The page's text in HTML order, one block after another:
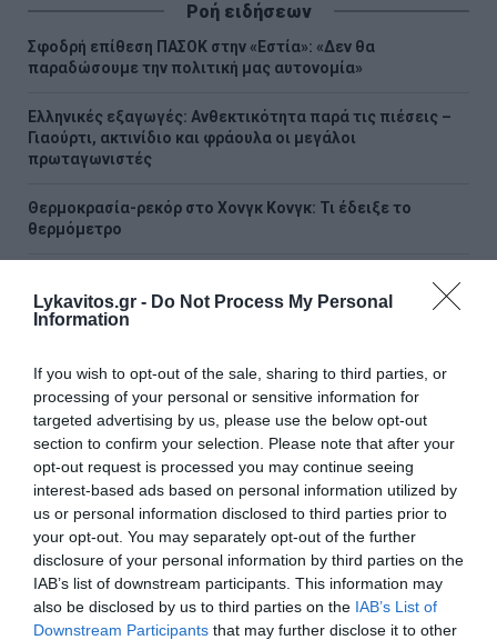
Lykavitos.gr - Do Not Process My Personal
Information
If you wish to opt-out of the sale, sharing to third parties, or
processing of your personal or sensitive information for
targeted advertising by us, please use the below opt-out
section to confirm your selection. Please note that after your
opt-out request is processed you may continue seeing
interest-based ads based on personal information utilized by
us or personal information disclosed to third parties prior to
your opt-out. You may separately opt-out of the further
disclosure of your personal information by third parties on the
IAB’s list of downstream participants. This information may
also be disclosed by us to third parties on the IAB’s List of
Downstream Participants that may further disclose it to other
Ροή ειδήσεων
Σφοδρή επίθεση ΠΑΣΟΚ στην «Εστία»: «Δεν θα
παραδώσουμε την πολιτική μας αυτονομία»
Ελληνικές εξαγωγές: Ανθεκτικότητα παρά τις πιέσεις –
Γιαούρτι, ακτινίδιο και φράουλα οι μεγάλοι
πρωταγωνιστές
Θερμοκρασία-ρεκόρ στο Χονγκ Κονγκ: Τι έδειξε το
θερμόμετρο
Σε συναγερμό η χώρα για τις φωτιές: Ισχυροί άνεμοι έως 9
μποφόρ και πάνω από 400 πυρκαγιές σε 10 ημέρες
Παλαιστίνη – Καλεί σε μαζική συμμετοχή
Μαρινάκης: «Το δημογραφικό δεν μπορεί να περιμένει - Η
οικογένεια πρέπει να είναι πραγματικά η πρώτη μας
προτεραιότητα»
Χαρδαλιάς: Δύο νέοι Αντιπεριφερειάρχες στην Αττική –
Θεοδωρόπουλος και Κοσμόπουλος αναλαμβάνουν
κρίσιμα χαρτοφυλάκια
Δύο συλλήψεις για διακίνηση μεταναστών σε Έβρο και
Ροδόπη - Μετέφεραν συνολικά 15 άτομα